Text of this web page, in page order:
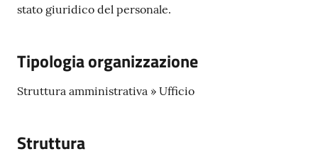
stato giuridico del personale.
Tipologia organizzazione
Struttura amministrativa » Ufficio
Struttura